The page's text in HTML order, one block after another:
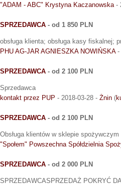
"ADAM - ABC" Krystyna Kaczanowska-
SPRZEDAWCA - od 1 850 PLN
obsługa klienta; obsługa kasy fiskalnej;
PHU AG-JAR AGNIESZKA NOWIŃSKA-
SPRZEDAWCA - od 2 100 PLN
Sprzedawca
kontakt przez PUP - 2018-03-28 - Żnin (
SPRZEDAWCA - od 2 100 PLN
Obsługa klientów w sklepie spożywczym
"Społem" Powszechna Spółdzielnia
SPRZEDAWCA - od 2 000 PLN
SPRZEDAWCASPRZEDAŻ POKRYĆ